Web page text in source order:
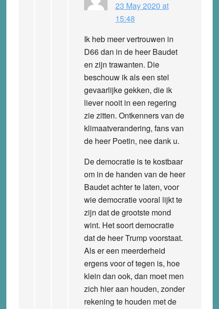
23 May 2020 at
15:48
Ik heb meer vertrouwen in
D66 dan in de heer Baudet
en zijn trawanten. Die
beschouw ik als een stel
gevaarlijke gekken, die ik
liever nooit in een regering
zie zitten. Ontkenners van de
klimaatverandering, fans van
de heer Poetin, nee dank u.
De democratie is te kostbaar
om in de handen van de heer
Baudet achter te laten, voor
wie democratie vooral lijkt te
zijn dat de grootste mond
wint. Het soort democratie
dat de heer Trump voorstaat.
Als er een meerderheid
ergens voor of tegen is, hoe
klein dan ook, dan moet men
zich hier aan houden, zonder
rekening te houden met de